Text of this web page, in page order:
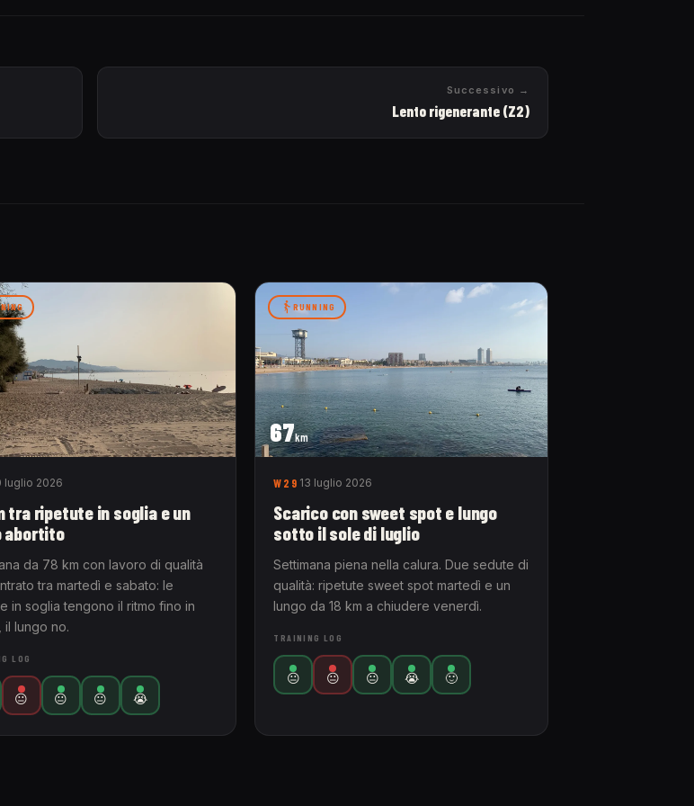
Successivo →
Lento rigenerante (Z2)
luglio 2026
tra ripetute in soglia e un
abortito
da 78 km con lavoro di qualità
tra martedì e sabato: le
in soglia tengono il ritmo fino in
il lungo no.
LOG
😐 😐 😐 😭
67km
RUNNING
W29 13 luglio 2026
Scarico con sweet spot e lungo
sotto il sole di luglio
Settimana piena nella calura. Due sedute di
qualità: ripetute sweet spot martedì e un
lungo da 18 km a chiudere venerdì.
TRAINING LOG
😐 😐 😐 😭 🙂